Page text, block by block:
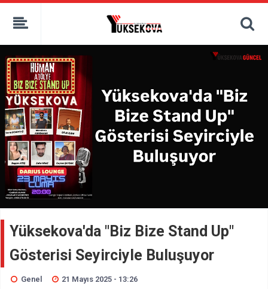
kaçak bahis
deneme bonusu
canlı bahis siteleri
deneme bonusu veren siteler
bahis siteleri
porno izle
Yüksekova'da "Biz Bize Stand Up"
Gösterisi Seyirciyle Buluşuyor
Genel 21 Mayıs 2025 - 13:26